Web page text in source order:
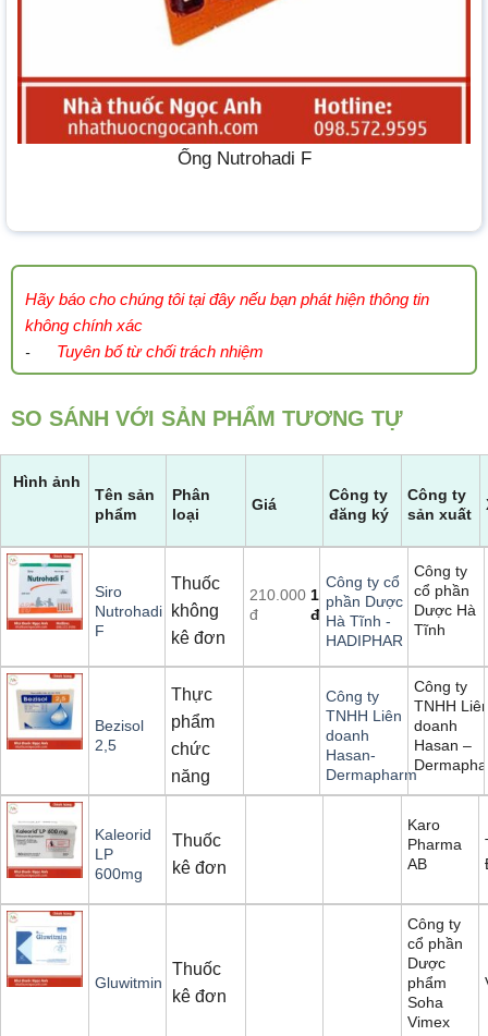
Ống Nutrohadi F
Hãy báo cho chúng tôi tại đây nếu bạn phát hiện thông tin
không chính xác
- Tuyên bố từ chối trách nhiệm
SO SÁNH VỚI SẢN PHẨM TƯƠNG TỰ
Hình ảnh
Tên sản
phẩm
Phân
loại
Giá
Công ty
đăng ký
Công ty
sản xuất
Siro
Nutrohadi
F
Thuốc
không
kê đơn
210.000
đ
Giá
210.000
180.000
đ
Giá
là:
Công ty cổ
phần Dược
Hà Tĩnh -
HADIPHAR
Công ty
cổ phần
Dược Hà
Tĩnh
Bezisol
2,5
Thực
phẩm
chức
năng
Công ty
TNHH Liên
doanh
Hasan-
Dermapharm
Công ty
TNHH
doanh
Hasan –
Kaleorid
LP
600mg
Thuốc
kê đơn
Karo
Pharma
AB
Gluwitmin
Thuốc
kê đơn
Công ty
cổ phần
Dược
phẩm
Soha
Vimex